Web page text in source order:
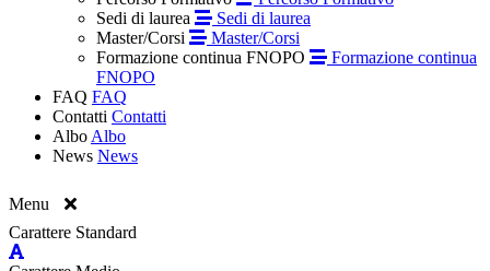
Sedi di laurea
Sedi di laurea
Master/Corsi
Master/Corsi
Formazione continua FNOPO
Formazione continua
FNOPO
FAQ FAQ
Contatti Contatti
Albo Albo
News News
Menu
Carattere Standard